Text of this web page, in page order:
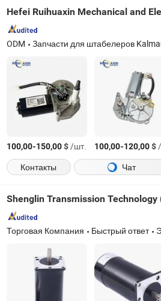
ODM Запчасти для штабелеров Kalmar, запчасти для штабелеров Sany, запчасти для штабелеров Linde, запасные части Konecranes, запчасти для штабелеров Fantuzzi, запчасти для штабелеров Cvs Ferrari, запчасти для двигателей,
100,00-150,00$/шт. 100,00-120,00$/
Контакты
Чат
Shenglin Transmission Technology
Торговая Компания Быстрый ответ